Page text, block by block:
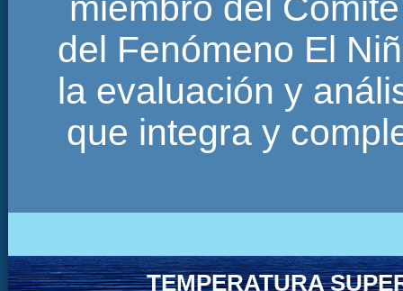
del Fenómeno El
la evaluación y
que integra y
TEMPERATURA